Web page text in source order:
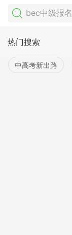
热门搜索
中高考新出路